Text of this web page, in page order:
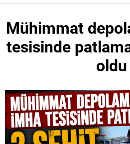
Mühimmat
tesisinde
oldu